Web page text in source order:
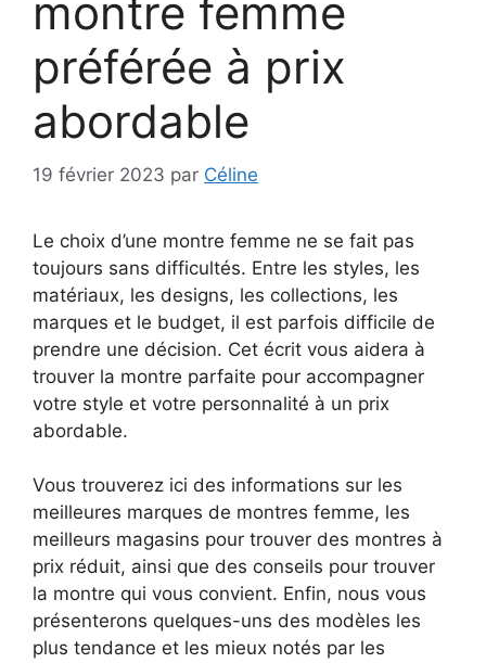
montre femme
préférée à prix
abordable
19 février 2023 par Céline
Le choix d’une montre femme ne se fait pas
toujours sans difficultés. Entre les styles, les
matériaux, les designs, les collections, les
marques et le budget, il est parfois difficile de
prendre une décision. Cet écrit vous aidera à
trouver la montre parfaite pour accompagner
votre style et votre personnalité à un prix
abordable.
Vous trouverez ici des informations sur les
meilleures marques de montres femme, les
meilleurs magasins pour trouver des montres à
prix réduit, ainsi que des conseils pour trouver
la montre qui vous convient. Enfin, nous vous
présenterons quelques-uns des modèles les
plus tendance et les mieux notés par les